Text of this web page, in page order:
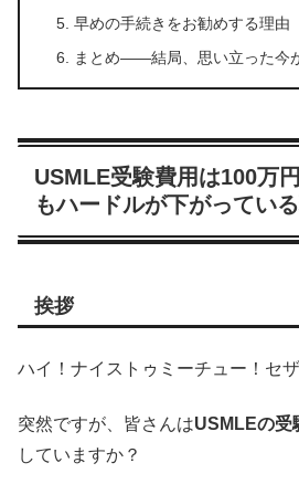
早めの手続きをお勧めする理由
まとめ——結局、思い立った今
USMLE受験費用は100万
もハードルが下がってい
挨拶
ハイ！ナイストゥミーチュー！セザ
突然ですが、皆さんはUSMLEの受
していますか？